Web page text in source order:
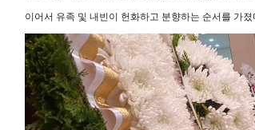
이어서 유족 및 내빈이 헌화하고 분향하는 순서를 가